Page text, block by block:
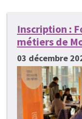
Inscription :
métiers de
03 décembre